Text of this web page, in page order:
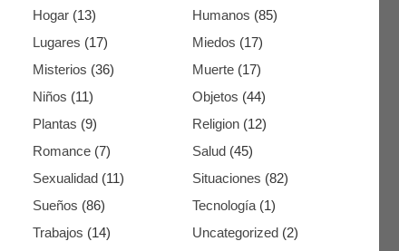
Hogar (13) Humanos (85)
Lugares (17) Miedos (17)
Misterios (36) Muerte (17)
Niños (11) Objetos (44)
Plantas (9) Religion (12)
Romance (7) Salud (45)
Sexualidad (11) Situaciones (82)
Sueños (86) Tecnología (1)
Trabajos (14) Uncategorized (2)